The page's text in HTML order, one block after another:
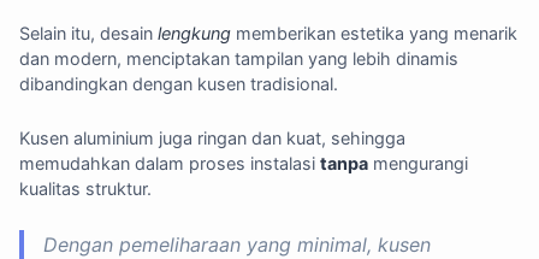
Selain itu, desain lengkung memberikan estetika yang menarik
dan modern, menciptakan tampilan yang lebih dinamis
dibandingkan dengan kusen tradisional.
Kusen aluminium juga ringan dan kuat, sehingga
memudahkan dalam proses instalasi tanpa mengurangi
kualitas struktur.
Dengan pemeliharaan yang minimal, kusen